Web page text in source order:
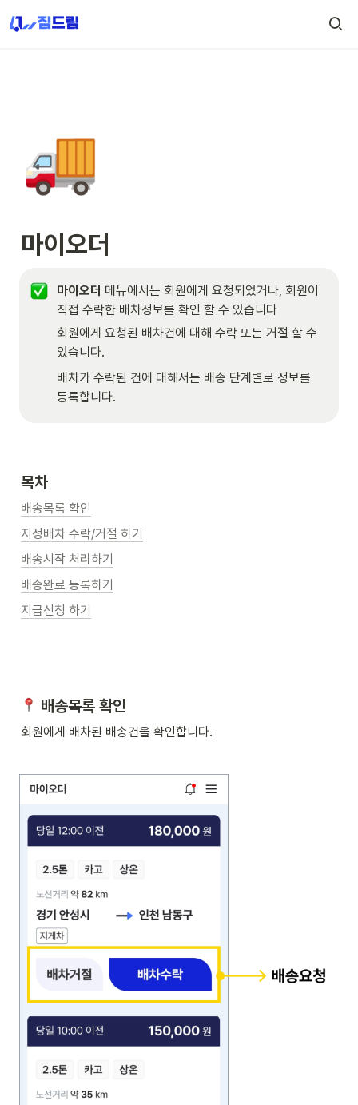
🚚
마이오더
마이오더 메뉴에서는 회원에게 요청되었거나, 회원이
직접 수락한 배차정보를 확인 할 수 있습니다
회원에게 요청된 배차건에 대해 수락 또는 거절 할 수
있습니다.
배차가 수락된 건에 대해서는 배송 단계별로 정보를
등록합니다.
목차
배송목록 확인
지정배차 수락/거절 하기
배송시작 처리하기
배송완료 등록하기
지급신청 하기
배송목록 확인
회원에게 배차된 배송건을 확인합니다.